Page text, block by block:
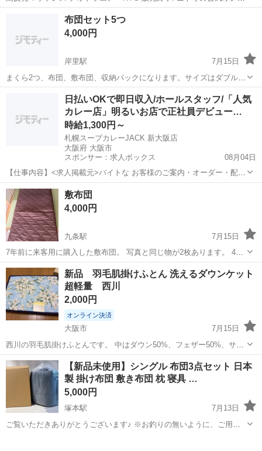
インショップ等では現在「取扱なし」となっており、販売を終了して
トレストッパーで...
加美駅
布団セット5つ
4,000円
岸里駅
7月15日
まくら2つ、布団、敷布団、収納バックになります。サイズはダブルに
なります。 1ヶ月くらい使用しました。ペットなどは居てません！ 家
の下までとりにこれる方
大阪市 岸里駅 寝具 敷布団
日払いOKで即日収入/ホールスタッフ/「人気
カレー店」明るいお店で正社員デビュー…
時給1,300円～
札幌スープカレーJACK 新大阪店
大阪府 大阪市
スポンサー：求人ボックス
08月04日
【仕事内容】<求人掲載元>バイトな お客様のご案内・オーダー・配膳
などの 接客業務全般をお任せします。 店内にはスパイスの香りが広が
り、 思わず会話も弾むあたたかな空間です。 笑顔で接することを大切
に、 少しずつお店の雰囲気に慣れ...
アルバイト・パート
敷布団
4,000円
九条駅
7月15日
7年前に来客用に購入した敷布団。 写真と同じ物が2枚あります。 4〜
5回使用しましたが今後使用する機会がなく クローゼットのスペース
もない為投稿しました。 2枚セットでお願いします。
大阪 大阪市 九条駅 寝具
新品 羽毛肌掛けふとん 洗えるダウンケット
超軽量 西川
2,000円
オンライン決済
大阪市
7月15日
西川の羽毛肌掛けふとんです。 中はダウン50%、フェザー50%、サイ
ズは150x200cmです。 洗えるダウンケット。
大阪 大阪市 寝具 西川
【新品未使用】シングル 布団3点セット 日本
製 掛け布団 敷き布団 枕 寝具 …
5,000円
塚本駅
7月13日
ご覧いただきありがとうございます♪ ※お釣りの無いように、ご用意